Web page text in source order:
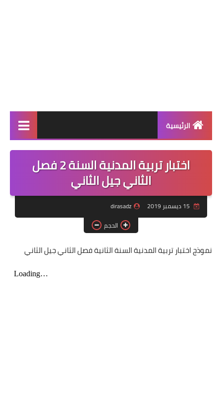
الرئيسية
بنك الفروض والاختبارات
التعليم الابتدائي
التعليم المتوسط
مسابقة الشبه الطبي 2021
اختبار تربية المدنية السنة 2 فصل
الثاني جيل الثاني
dirasadz
الحجم
نموذج اختبار تربية المدنية السنة الثانية فصل الثاني جيل الثاني